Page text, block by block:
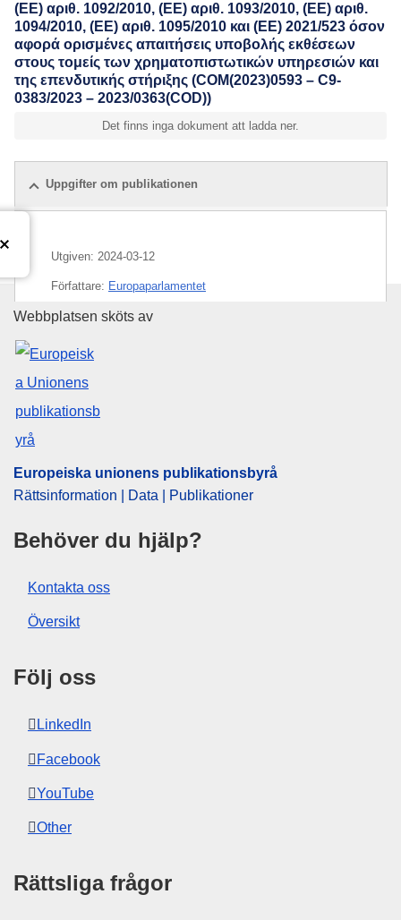
(ΕΕ) αριθ. 1092/2010, (ΕΕ) αριθ. 1093/2010, (ΕΕ) αριθ.
1094/2010, (ΕΕ) αριθ. 1095/2010 και (ΕΕ) 2021/523 όσον
αφορά ορισμένες απαιτήσεις υποβολής εκθέσεων
στους τομείς των χρηματοπιστωτικών υπηρεσιών και
της επενδυτικής στήριξης (COM(2023)0593 – C9-
0383/2023 – 2023/0363(COD))
Det finns inga dokument att ladda ner.
Uppgifter om publikationen
Utgiven: 2024-03-12
Författare: Europaparlamentet
Ämne: databehandling
EU-program
standarder
investeringsfrämjande åtgärder
Europeiska unionens
Webbplatsen sköts av
Europeiska unionens publikationsbyrå
Rättsinformation | Data | Publikationer
Behöver du hjälp?
Kontakta oss
Översikt
Följ oss
LinkedIn
Facebook
YouTube
Other
Rättsliga frågor